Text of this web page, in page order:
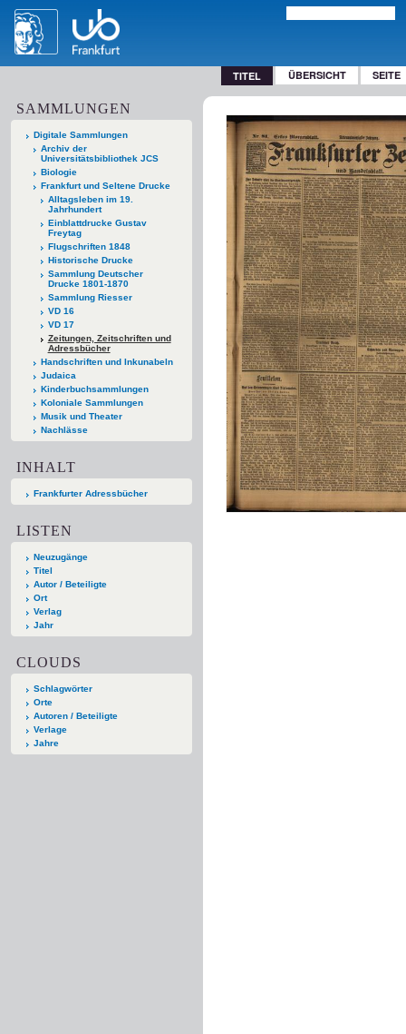
TITEL ÜBERSICHT SEITE
SAMMLUNGEN
Digitale Sammlungen
Archiv der
Universitätsbibliothek JCS
Biologie
Frankfurt und Seltene Drucke
Alltagsleben im 19.
Jahrhundert
Einblattdrucke Gustav
Freytag
Flugschriften 1848
Historische Drucke
Sammlung Deutscher
Drucke 1801-1870
Sammlung Riesser
VD 16
VD 17
Zeitungen, Zeitschriften und
Adressbücher
Handschriften und Inkunabeln
Judaica
Kinderbuchsammlungen
Koloniale Sammlungen
Musik und Theater
Nachlässe
INHALT
Frankfurter Adressbücher
LISTEN
Neuzugänge
Titel
Autor / Beteiligte
Ort
Verlag
Jahr
CLOUDS
Schlagwörter
Orte
Autoren / Beteiligte
Verlage
Jahre